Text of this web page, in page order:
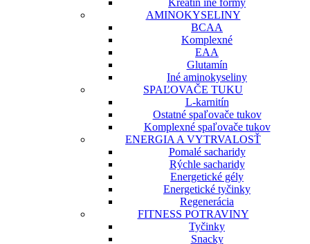
Kreatín iné formy
AMINOKYSELINY
BCAA
Komplexné
EAA
Glutamín
Iné aminokyseliny
SPAĽOVAČE TUKU
L-karnitín
Ostatné spaľovače tukov
Komplexné spaľovače tukov
ENERGIA A VYTRVALOSŤ
Pomalé sacharidy
Rýchle sacharidy
Energetické gély
Energetické tyčinky
Regenerácia
FITNESS POTRAVINY
Tyčinky
Snacky